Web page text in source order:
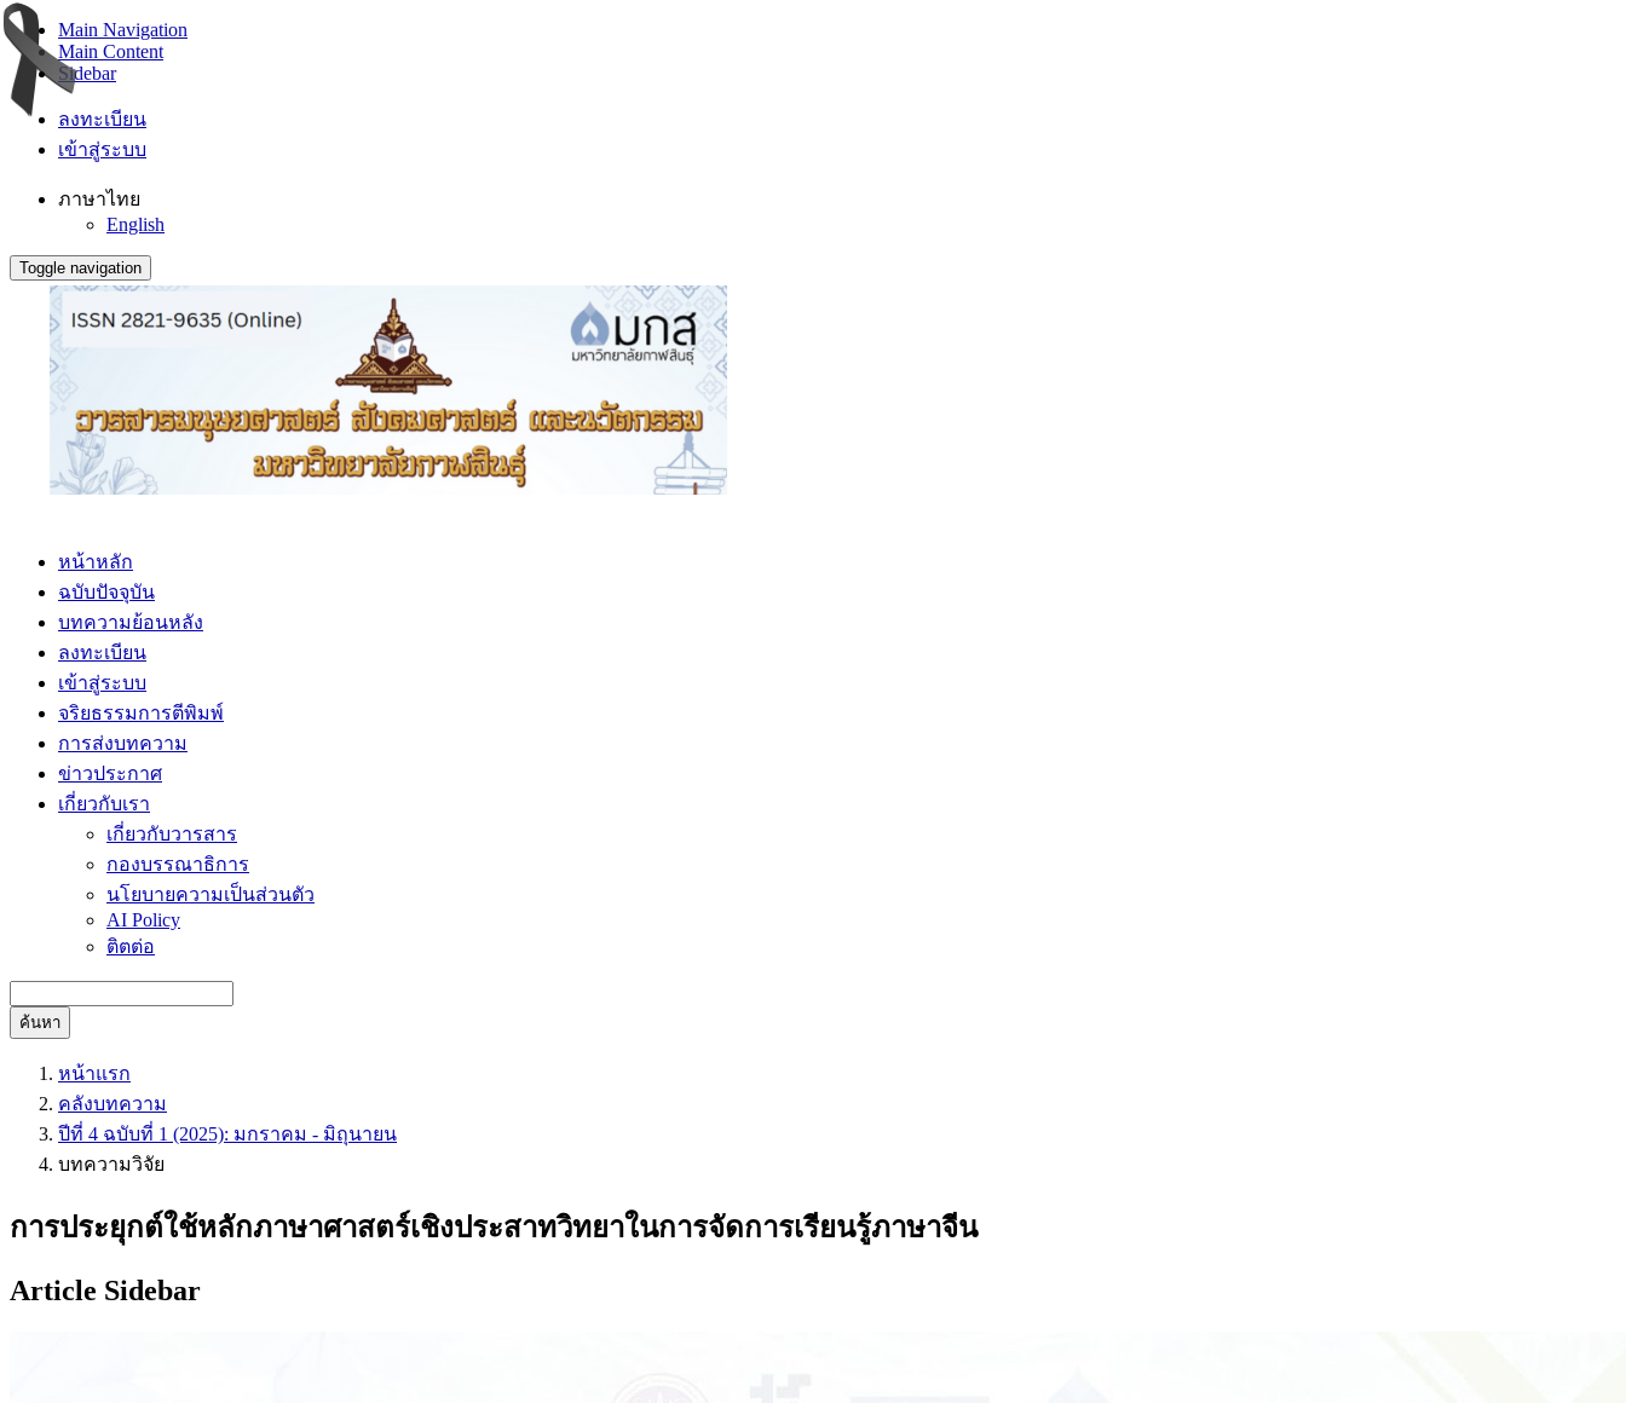
Main Navigation
Main Content
Sidebar
ลงทะเบียน
เข้าสู่ระบบ
ภาษาไทย
English
Toggle navigation
หน้าหลัก
ฉบับปัจจุบัน
บทความย้อนหลัง
ลงทะเบียน
เข้าสู่ระบบ
จริยธรรมการตีพิมพ์
การส่งบทความ
ข่าวประกาศ
เกี่ยวกับเรา
เกี่ยวกับวารสาร
กองบรรณาธิการ
นโยบายความเป็นส่วนตัว
AI Policy
ติตต่อ
ค้นหา
หน้าแรก
คลังบทความ
ปีที่ 4 ฉบับที่ 1 (2025): มกราคม - มิถุนายน
บทความวิจัย
การประยุกต์ใช้หลักภาษาศาสตร์เชิงประสาทวิทยาในการจัดการเรียนรู้ภาษาจีน
Article Sidebar